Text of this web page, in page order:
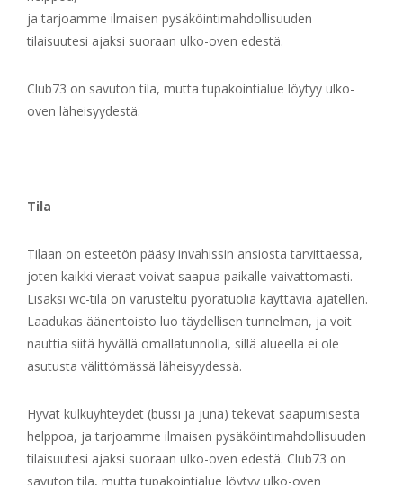
ja tarjoamme ilmaisen pysäköintimahdollisuuden
tilaisuutesi ajaksi suoraan ulko-oven edestä.
Club73 on savuton tila, mutta tupakointialue löytyy ulko-
oven läheisyydestä.
Tila
Tilaan on esteetön pääsy invahissin ansiosta tarvittaessa,
joten kaikki vieraat voivat saapua paikalle vaivattomasti.
Lisäksi wc-tila on varusteltu pyörätuolia käyttäviä ajatellen.
Laadukas äänentoisto luo täydellisen tunnelman, ja voit
nauttia siitä hyvällä omallatunnolla, sillä alueella ei ole
asutusta välittömässä läheisyydessä.
Hyvät kulkuyhteydet (bussi ja juna) tekevät saapumisesta
helppoa, ja tarjoamme ilmaisen pysäköintimahdollisuuden
tilaisuutesi ajaksi suoraan ulko-oven edestä. Club73 on
savuton tila, mutta tupakointialue löytyy ulko-oven